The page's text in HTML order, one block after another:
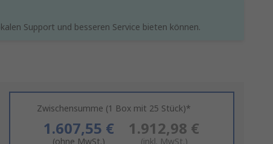
Support und besseren Service bieten können.
Zwischensumme (1 Box mit 25 Stück)*
1.607,55 €
(ohne MwSt.)
1.912,98 €
(inkl. MwSt.)